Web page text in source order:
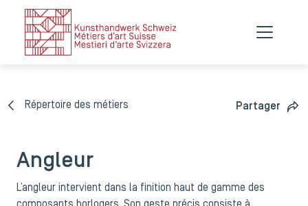
Répertoire des métiers Partager
Angleur
L’angleur intervient dans la finition haut de gamme des